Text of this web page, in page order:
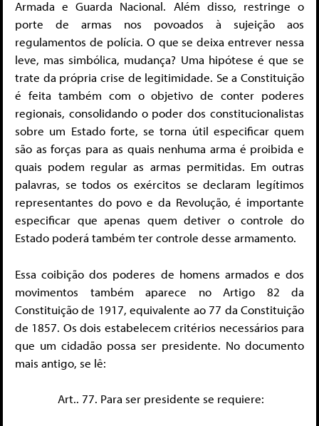
Armada e Guarda Nacional. Além disso, restringe o
porte de armas nos povoados à sujeição aos
regulamentos de polícia. O que se deixa entrever nessa
leve, mas simbólica, mudança? Uma hipótese é que se
trate da própria crise de legitimidade. Se a Constituição
é feita também com o objetivo de conter poderes
regionais, consolidando o poder dos constitucionalistas
sobre um Estado forte, se torna útil especificar quem
são as forças para as quais nenhuma arma é proibida e
quais podem regular as armas permitidas. Em outras
palavras, se todos os exércitos se declaram legítimos
representantes do povo e da Revolução, é importante
especificar que apenas quem detiver o controle do
Estado poderá também ter controle desse armamento.
Essa coibição dos poderes de homens armados e dos
movimentos também aparece no Artigo 82 da
Constituição de 1917, equivalente ao 77 da Constituição
de 1857. Os dois estabelecem critérios necessários para
que um cidadão possa ser presidente. No documento
mais antigo, se lê:
Art.. 77. Para ser presidente se requiere: